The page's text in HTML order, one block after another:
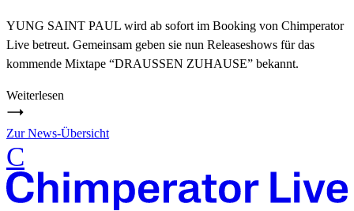
YUNG SAINT PAUL wird ab sofort im Booking von Chimperator
Live betreut. Gemeinsam geben sie nun Releaseshows für das
kommende Mixtape “DRAUSSEN ZUHAUSE” bekannt.
Weiterlesen
Zur News-Übersicht
C